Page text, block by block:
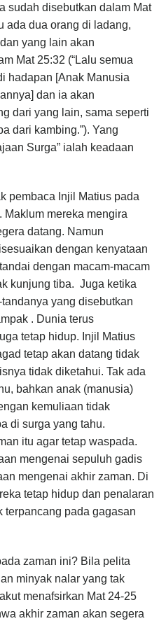
sudah disebutkan dalam Mat
ada dua orang di ladang,
yang lain akan
Mat 25:32 (“Lalu semua
hadapan [Anak Manusia
dan ia akan
dari yang lain, sama seperti
dari kambing.”). Yang
Surga” ialah keadaan
pembaca Injil Matius pada
mereka mengira
datang. Namun
dengan kenyataan
dengan macam-macam
kunjung tiba. Juga ketika
yang disebutkan
. Dunia terus
tetap hidup. Injil Matius
tetap akan datang tidak
tidak diketahui. Tak ada
bahkan anak (manusia)
kemuliaan tidak
di surga yang tahu.
itu agar tetap waspada.
mengenai sepuluh gadis
mengenai akhir zaman. Di
tetap hidup dan penalaran
terpancang pada gagasan
zaman ini? Bila pelita
minyak nalar yang tak
menafsirkan Mat 24-25
akhir zaman akan segera